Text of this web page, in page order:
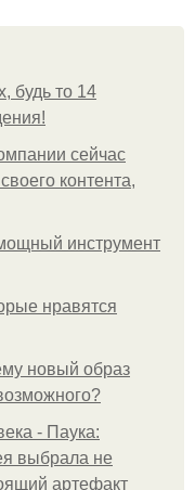
будь то 14
сейчас
контента,
инструмент
нравятся
новый образ
- Паука:
выбрала не
артефакт